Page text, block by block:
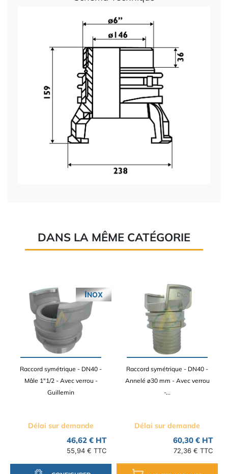
DANS LA MÊME CATÉGORIE
Raccord symétrique - DN40 -
Mâle 1"1/2 - Avec verrou -
Guillemin
Délai sur demande
46,62 € HT
55,94 € TTC
INOX
Raccord symétrique - DN40 -
Annelé ø30 mm - Avec verrou
-...
Délai sur demande
60,30 € HT
72,36 € TTC